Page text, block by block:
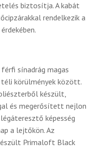
biztosítja. A kabát
rendelkezik a
férfi sínadrág magas
körülmények között.
készült,
és megerősített nejlon
képesség
a lejtőkön. Az
Primaloft Black